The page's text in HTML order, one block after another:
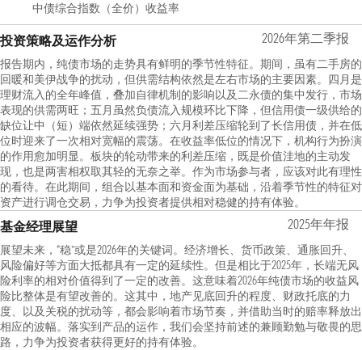
中债综合指数（全价）收益率
投资策略及运作分析 2026年第二季报
报告期内，纯债市场的走势具有鲜明的季节性特征。期间，虽有二手房的
回暖和美伊战争的扰动，但供需结构依然是左右市场的主要因素。四月是
理财流入的全年峰值，叠加自律机制的影响以及二永债的集中发行，市场
表现的供需两旺；五月虽然负债流入规模环比下降，但信用债一级供给的
缺位让中（短）端依然延续强势；六月利差压缩轮到了长信用债，并在低
位时迎来了一次相对宽幅的震荡。在收益率低位的情况下，机构行为扮演
的作用愈加明显。板块的轮动带来的利差压缩，既是价值洼地的主动发
现，也是两害相权取其轻的无奈之举。作为市场参与者，应该对此有理性
的看待。在此期间，组合以基本面和资金面为基础，沿着季节性的特征对
资产进行调仓交易，力争为投资者提供相对稳健的持有体验。
基金经理展望 2025年年报
展望未来，“稳”或是2026年的关键词。经济增长、货币政策、通胀回升、
风险偏好等方面大抵都具有一定的延续性。但是相比于2025年，长端无风
险利率的相对价值得到了一定的改善。这意味着2026年纯债市场的收益风
险比整体是有望改善的。这其中，地产见底回升的程度、财政托底的力
度、以及关税的扰动等，都会影响着市场节奏，并借助当时的赔率释放出
相应的波幅。落实到产品的运作，我们会坚持前述的兼顾勤勉与敬畏的思
路，力争为投资者获得更好的持有体验。